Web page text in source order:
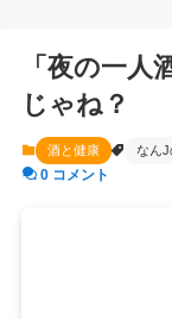
「夜の一
じゃね？
酒と健康 なんJ
0 コメント